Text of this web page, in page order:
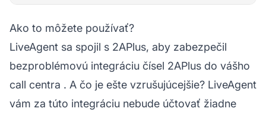
Ako to môžete používať?
LiveAgent sa spojil s 2APlus, aby zabezpečil
bezproblémovú integráciu čísel 2APlus do vášho
call centra . A čo je ešte vzrušujúcejšie? LiveAgent
vám za túto integráciu nebude účtovať žiadne